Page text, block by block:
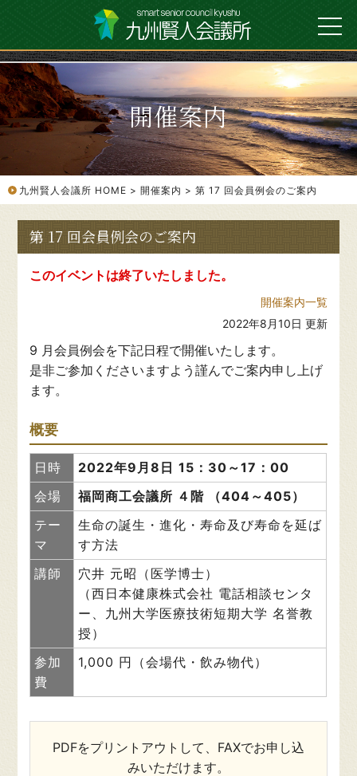
開催案内
九州賢人会議所 HOME 開催案内 第 17 回会員例会のご案内
第 17 回会員例会のご案内
このイベントは終了いたしました。
開催案内一覧
2022年8月10日 更新
9 月会員例会を下記日程で開催いたします。
是非ご参加くださいますよう謹んでご案内申し上げ
ます。
概要
日時 2022年9月8日 15：30～17：00
会場
福岡商工会議所 ４階 （404～405）
テー
マ
生命の誕生・進化・寿命及び寿命を延ば
す方法
講師
穴井 元昭（医学博士）
（西日本健康株式会社 電話相談センタ
ー、九州大学医療技術短期大学 名誉教
授）
参加
費
1,000 円（会場代・飲み物代）
PDFをプリントアウトして、FAXでお申し込
みいただけます。